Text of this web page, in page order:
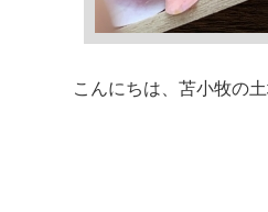
こんにちは、苫小牧の